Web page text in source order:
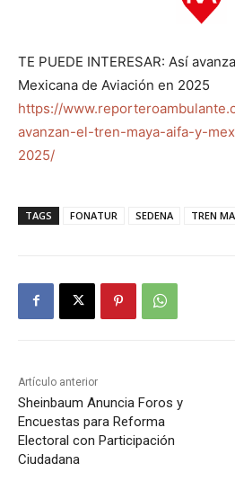
TE PUEDE INTERESAR: Así
Mexicana de Aviación en 2025
https://
avanzan-el-tren-maya-aifa-y-
2025/
TAGS FONATUR SEDENA TREN
Artículo anterior
Sheinbaum Anuncia Foros y
Encuestas para Reforma
Electoral con Participación
Ciudadana